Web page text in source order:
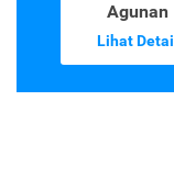
Agunan
Lihat Detail